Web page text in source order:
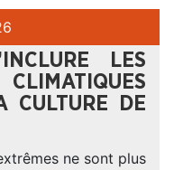
LES
CULTURE DE
ne sont plus